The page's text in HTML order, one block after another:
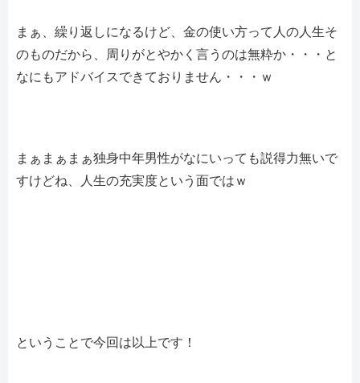
まぁ、繰り返しになるけど、金の使い方って人の人生そ
のものだから、周りがとやかく言うのは無粋か・・・と
なにもアドバイスできておりません・・・ｗ
まぁまぁまぁ独身中年男性がなにいっても説得力無いで
すけどね、人生の充実度という面ではｗ
ということで今回は以上です！